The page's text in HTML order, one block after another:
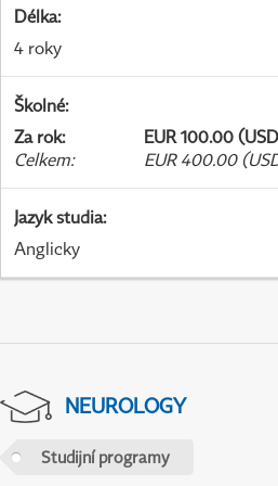
Délka:
4 roky
Školné:
Za rok:
EUR 100.00
Celkem: EUR 400.00
Jazyk studia:
Anglicky
NEUROLOGY
Studijní programy